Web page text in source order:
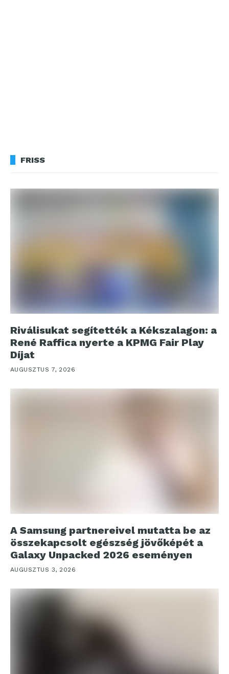
FRISS
Riválisukat segítették a Kékszalagon: a
René Raffica nyerte a KPMG Fair Play
Díjat
AUGUSZTUS 7, 2026
A Samsung partnereivel mutatta be az
összekapcsolt egészség jövőképét a
Galaxy Unpacked 2026 eseményen
AUGUSZTUS 3, 2026